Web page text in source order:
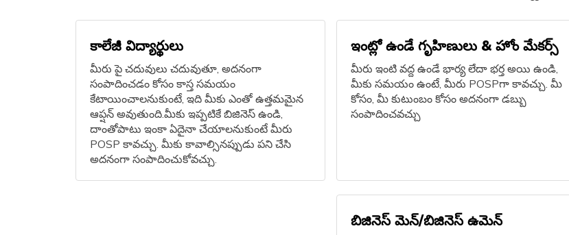
కాలేజీ విద్యార్థులు
మీరు పై చదువులు చదువుతూ, అదనంగా
సంపాదించడం కోసం కాస్త సమయం
కేటాయించాలనుకుంటే, ఇది మీకు ఎంతో ఉత్తమమైన
ఆప్షన్‌ అవుతుంది.మీకు ఇప్పటికే బిజినెస్ ఉండి,
దాంతోపాటు ఇంకా ఏదైనా చేయాలనుకుంటే మీరు
POSP కావచ్చు. మీకు కావాల్సినప్పుడు పని చేసి
అదనంగా సంపాదించుకోవచ్చు.
ఇంట్లో ఉండే గృహిణులు & హోం మేకర్స్‌
మీరు ఇంటి వద్ద ఉండే భార్య లేదా భర్త అయి ఉండి,
మీకు సమయం ఉంటే, మీరు POSPగా కావచ్చు. మీ
కోసం, మీ కుటుంబం కోసం అదనంగా డబ్బు
సంపాదించవచ్చు
బిజినెస్ మెన్/బిజినెస్ ఉమెన్